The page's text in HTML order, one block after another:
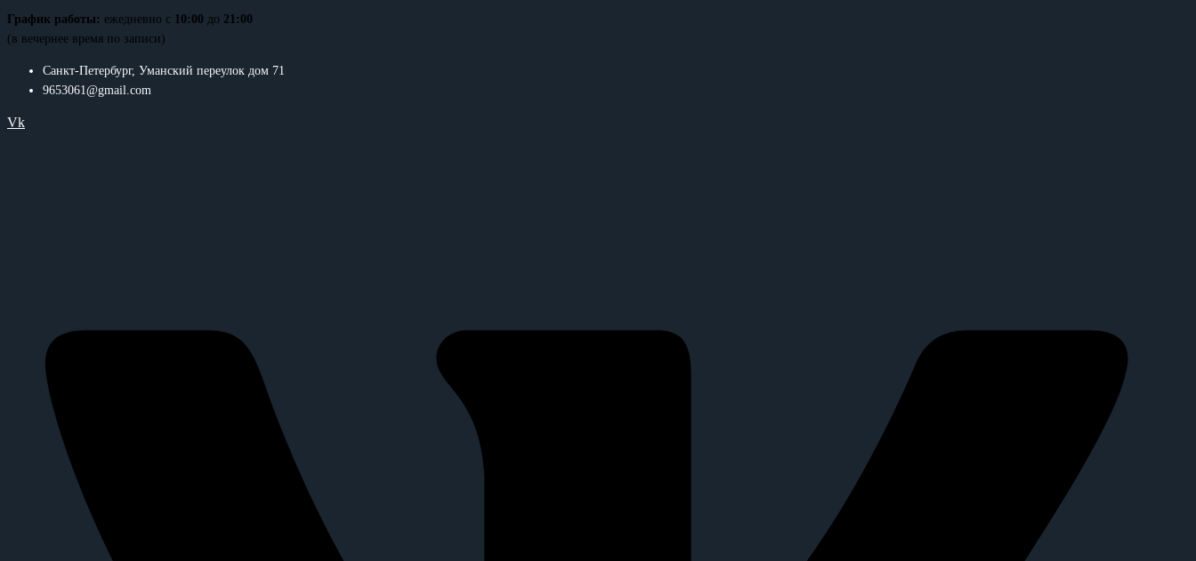
График работы: ежедневно с 10:00 до 21:00
(в вечернее время по записи)
Санкт-Петербург, Уманский переулок дом 71
9653061@gmail.com
Vk